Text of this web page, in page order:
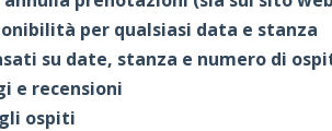
per qualsiasi data e stanza
su date, stanza e numero di
e recensioni
ospiti